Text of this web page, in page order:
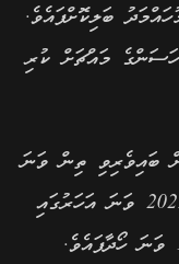
ބަލިކޮށްފައެވެ.
މައްޗަށް ކުރި
ބައިވެރިވި ތިން ވަނަ
އަހަރެވެ. އެގޮތުން ބަނޑުފިލާ އިވެންޓުގައި 2022 ވަނަ އަހަރުގައި
އޭރު އުމުރުން 14 އަހަރުގެ އިޔާން ވަނީ 13 ވަނަ ހޯދާފައެވެ.